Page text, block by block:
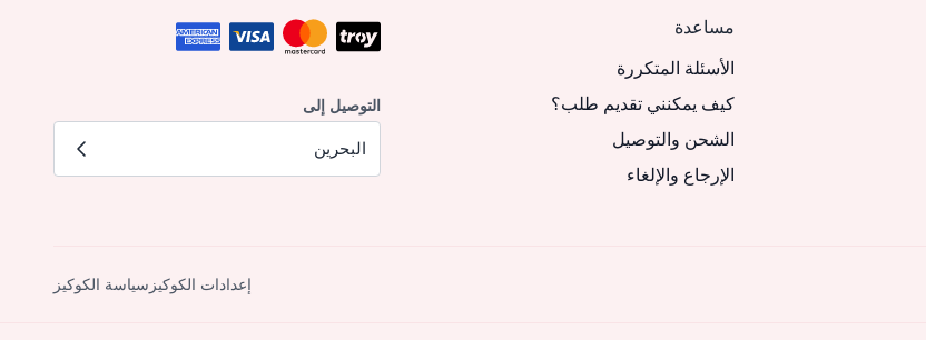
مساعدة
الأسئلة المتكررة
كيف يمكنني تقديم طلب؟
الشحن والتوصيل
الإرجاع والإلغاء
التوصيل إلى
البحرين
إعدادات الكوكيز سياسة الكوكيز